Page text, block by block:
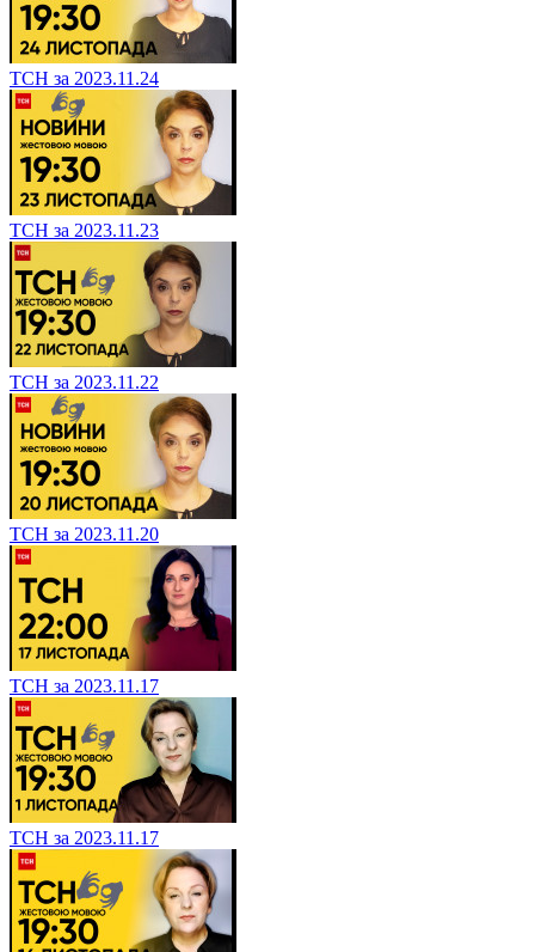
ТСН за 2023.11.24
ТСН за 2023.11.23
ТСН за 2023.11.22
ТСН за 2023.11.20
ТСН за 2023.11.17
ТСН за 2023.11.17